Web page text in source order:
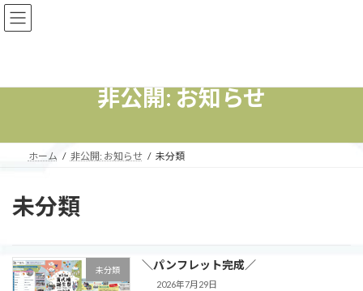
コ
ン
へ
ナ
ビ
ョ
非公開: お知らせ
ホーム 非公開: お知らせ 未分類
未分類
未分類 ＼パンフレット完成／
2026年7月29日